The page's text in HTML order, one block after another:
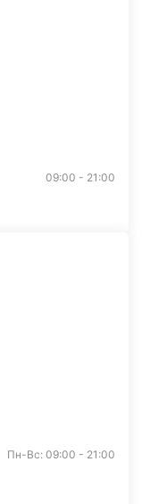
09:00 - 21:00
Пн-Вс: 09:00 - 21:00